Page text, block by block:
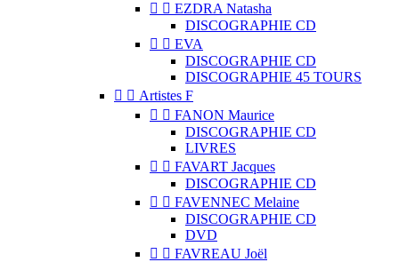
  EZDRA Natasha
DISCOGRAPHIE CD
  EVA
DISCOGRAPHIE CD
DISCOGRAPHIE 45 TOURS
  Artistes F
  FANON Maurice
DISCOGRAPHIE CD
LIVRES
  FAVART Jacques
DISCOGRAPHIE CD
  FAVENNEC Melaine
DISCOGRAPHIE CD
DVD
  FAVREAU Joël